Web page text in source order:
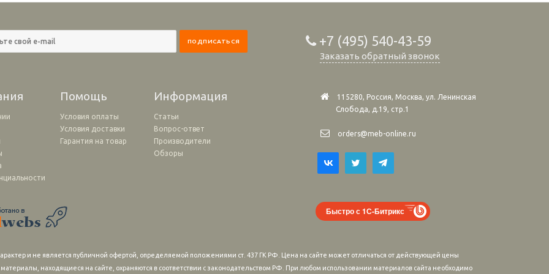
+7 (495) 540-43-59
Заказать обратный звонок
Помощь Информация
Условия оплаты
Условия доставки
Гарантия на товар
Статьи
Вопрос-ответ
Производители
Обзоры
115280, Россия, Москва, ул. Ленинская
Слобода, д.19, стр.1
orders@meb-online.ru
Быстро с 1С-Битрикс
и не является публичной офертой, определяемой положениями ст. 437 ГК РФ. Цена на сайте может отличаться от действующей цены
находящиеся на сайте, охраняются в соответствии с законодательством РФ. При любом использовании материалов сайта необходимо